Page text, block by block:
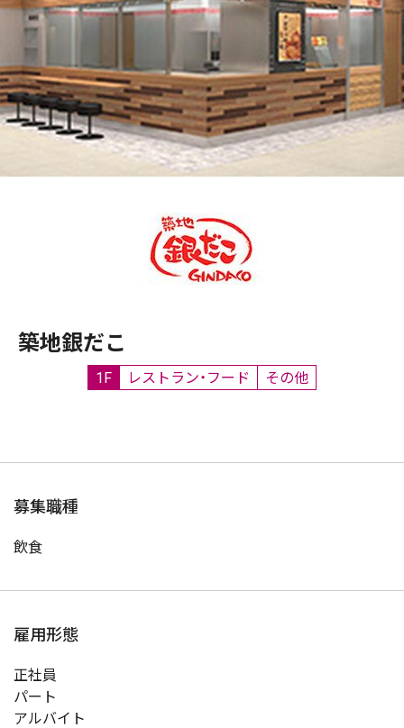
築地銀だこ
1F レストラン・フード その他
募集職種
飲食
雇用形態
正社員
パート
アルバイト